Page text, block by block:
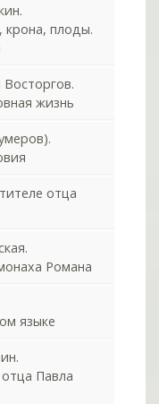
крона, плоды.
жизнь
отца
Романа
языке
Павла